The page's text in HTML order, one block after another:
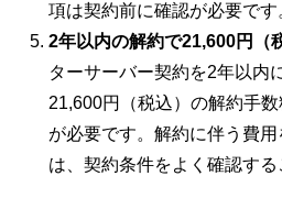
項は契約前に確認が必要です
2年以内の解約で21,600円（
ターサーバー契約を2年以内
21,600円（税込）の解約手
が必要です。解約に伴う費
は、契約条件をよく確認する